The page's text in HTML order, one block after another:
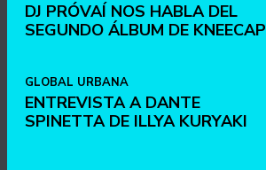
DJ PRÓVAÍ NOS HABLA DEL
SEGUNDO ÁLBUM DE KNEECAP
GLOBAL URBANA
ENTREVISTA A DANTE
SPINETTA DE ILLYA KURYAKI